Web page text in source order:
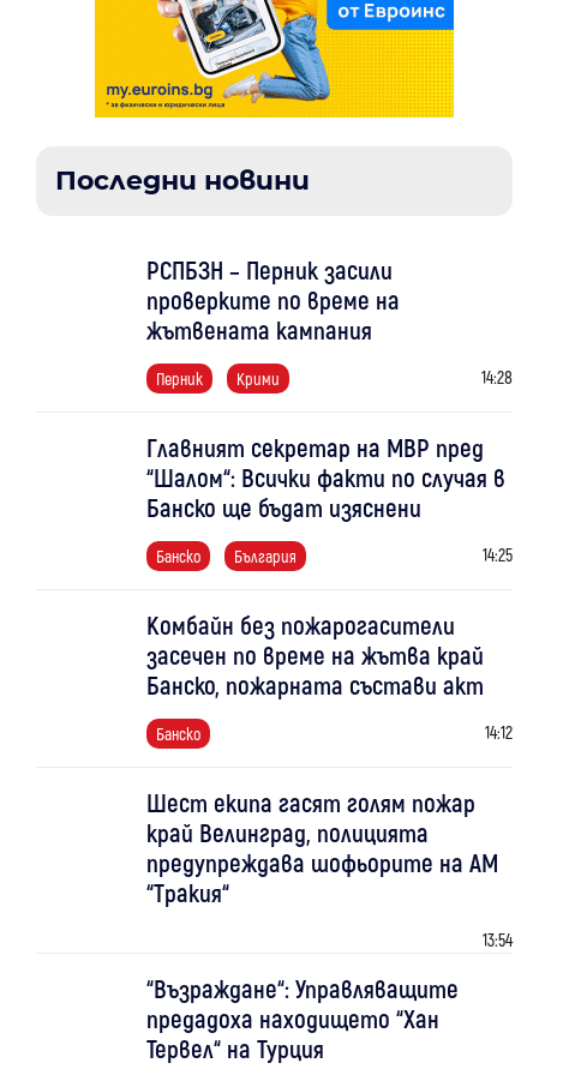
Последни новини
РСПБЗН – Перник засили
проверките по време на
жътвената кампания
Перник Крими 14:28
Главният секретар на МВР пред
“Шалом“: Всички факти по случая в
Банско ще бъдат изяснени
Банско България 14:25
Комбайн без пожарогасители
засечен по време на жътва край
Банско, пожарната състави акт
Банско 14:12
Шест екипа гасят голям пожар
край Велинград, полицията
предупреждава шофьорите на АМ
“Тракия“
13:54
“Възраждане“: Управляващите
предадоха находището “Хан
Тервел“ на Турция